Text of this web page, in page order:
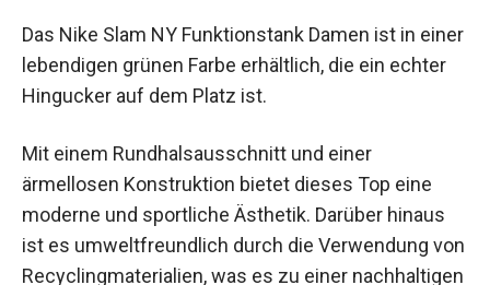
Details
Das Nike Slam NY Funktionstank Damen ist in
einer lebendigen grünen Farbe erhältlich, die ein
echter Hingucker auf dem Platz ist.
Mit einem Rundhalsausschnitt und einer
ärmellosen Konstruktion bietet dieses Top eine
moderne und sportliche Ästhetik. Darüber hinaus